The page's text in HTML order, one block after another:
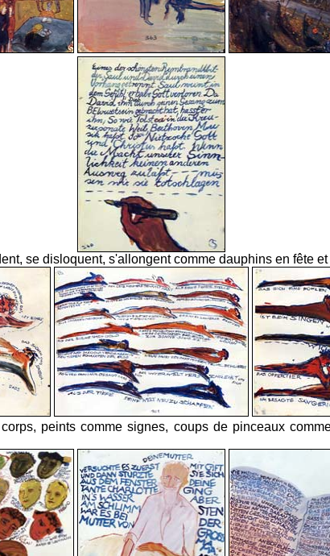
se disloquent, s'allongent comme dauphins en fête
peints comme signes, coups de pinceaux